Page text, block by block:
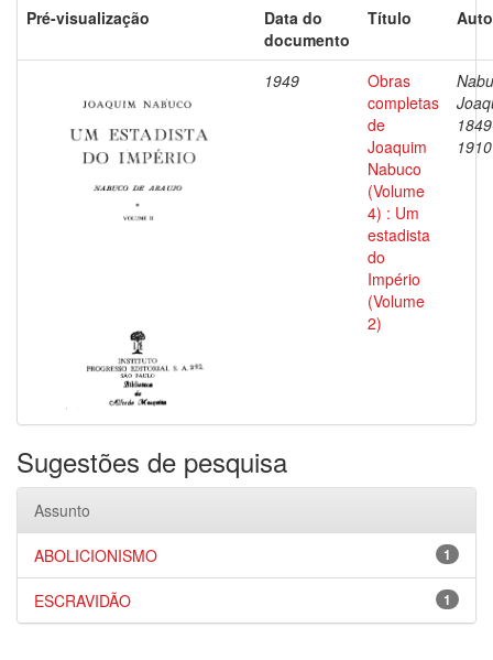
Pré-visualização
Data do
documento
Título
1949
Obras
completas
de
Joaquim
Nabuco
(Volume
4) : Um
estadista
do
Império
(Volume
2)
1910
Sugestões de pesquisa
Assunto
1
ABOLICIONISMO
1
ESCRAVIDÃO